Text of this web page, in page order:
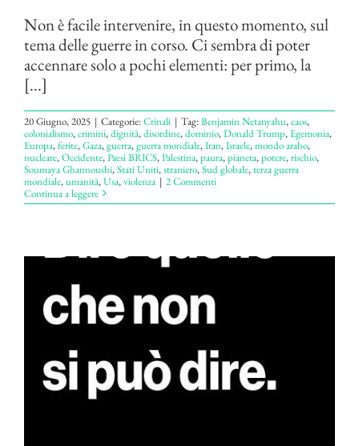
Non è facile intervenire, in questo momento, sul
tema delle guerre in corso. Ci sembra di poter
accennare solo a pochi elementi: per primo, la
[...]
20 Giugno, 2025 | Categorie:Crinali | Tag:Benjamin Netanyahu,caos,
colonialismo,crimini,dignità,disordine,dominio,Donald Trump,Egemonia,
Europa,ferite,Gaza,guerra,guerra mondiale,Iran,Israele,mondo arabo,
nucleare,Occidente,Paesi BRICS,Palestina,paura,pianeta,potere,rischio,
Soumaya Ghannoushi,Stati Uniti,straniero,Sud globale,terza guerra
mondiale,umanità,Usa,violenza | 2 Commenti
Continua a leggere